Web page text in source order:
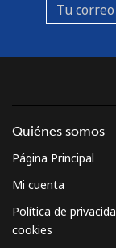
Quiénes somos
Página Principal
Mi cuenta
Política de
cookies